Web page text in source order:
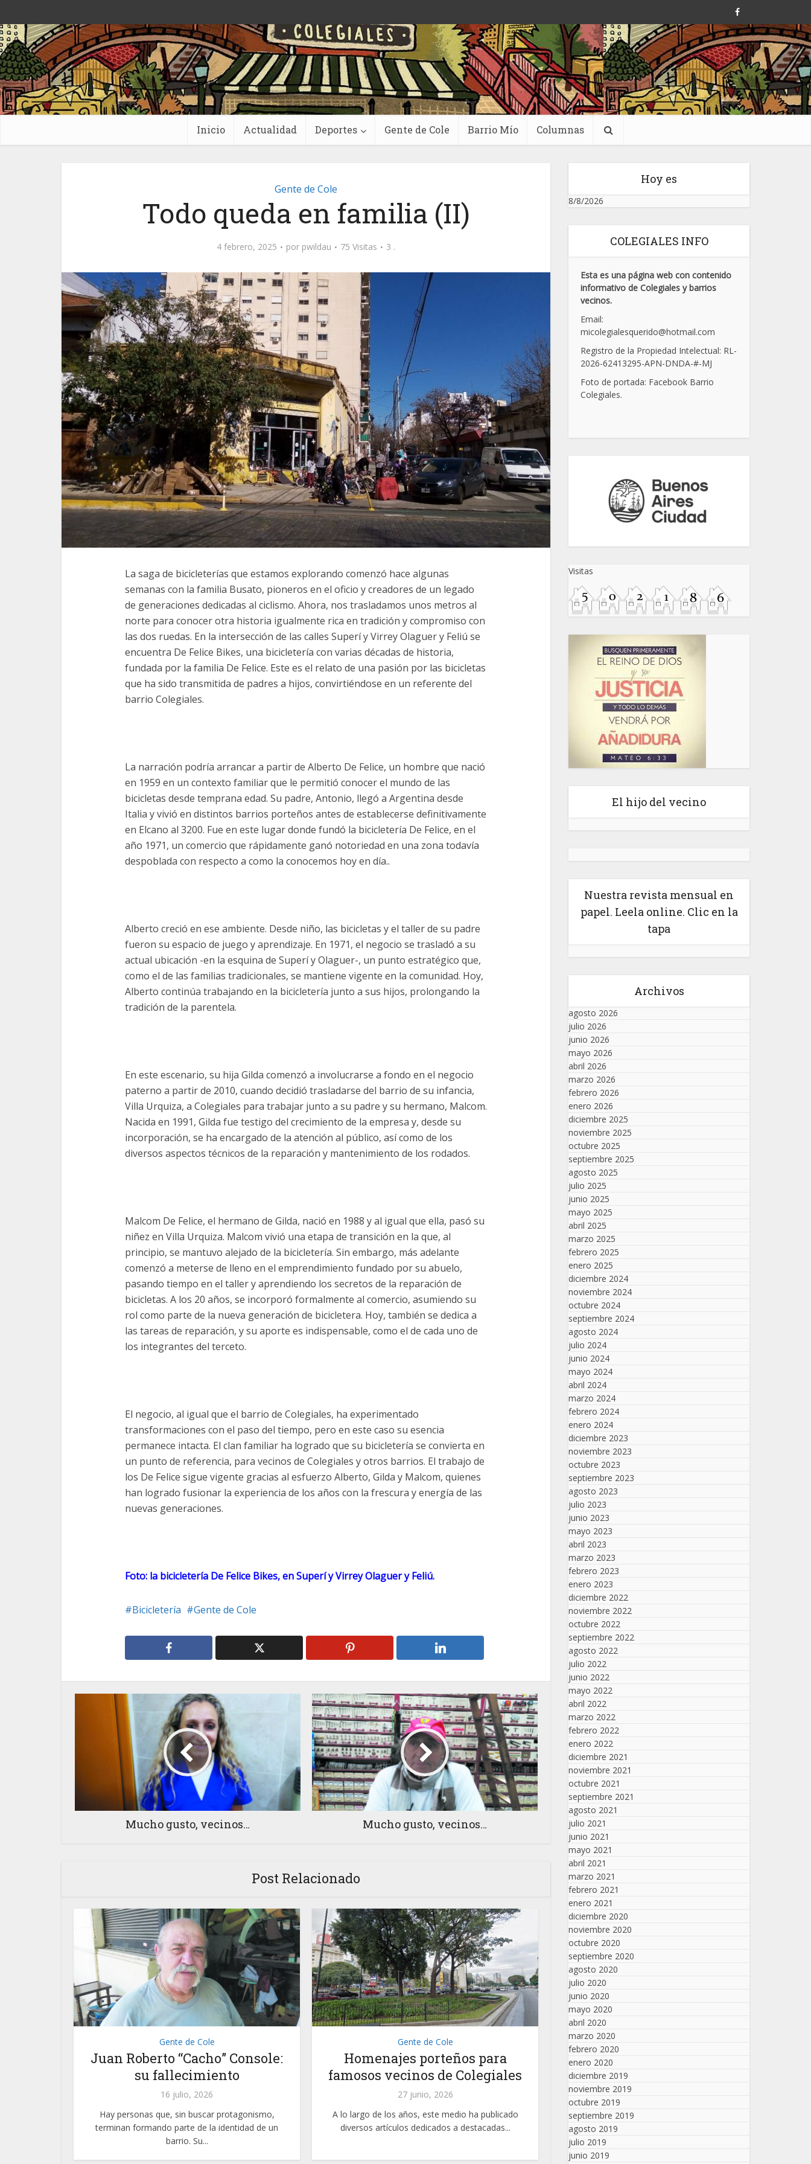
Inicio Actualidad Deportes Gente de Cole Barrio Mío Columnas
Gente de Cole
Todo queda en familia (II)
4 febrero, 2025 por pwildau 75 Visitas 3 .
La saga de bicicleterías que estamos explorando comenzó hace algunas
semanas con la familia Busato, pioneros en el oficio y creadores de un legado
de generaciones dedicadas al ciclismo. Ahora, nos trasladamos unos metros al
norte para conocer otra historia igualmente rica en tradición y compromiso con
las dos ruedas. En la intersección de las calles Superí y Virrey Olaguer y Feliú se
encuentra De Felice Bikes, una bicicletería con varias décadas de historia,
fundada por la familia De Felice. Este es el relato de una pasión por las bicicletas
que ha sido transmitida de padres a hijos, convirtiéndose en un referente del
barrio Colegiales.
La narración podría arrancar a partir de Alberto De Felice, un hombre que nació
en 1959 en un contexto familiar que le permitió conocer el mundo de las
bicicletas desde temprana edad. Su padre, Antonio, llegó a Argentina desde
Italia y vivió en distintos barrios porteños antes de establecerse definitivamente
en Elcano al 3200. Fue en este lugar donde fundó la bicicletería De Felice, en el
año 1971, un comercio que rápidamente ganó notoriedad en una zona todavía
despoblada con respecto a como la conocemos hoy en día..
Alberto creció en ese ambiente. Desde niño, las bicicletas y el taller de su padre
fueron su espacio de juego y aprendizaje. En 1971, el negocio se trasladó a su
actual ubicación -en la esquina de Superí y Olaguer-, un punto estratégico que,
como el de las familias tradicionales, se mantiene vigente en la comunidad. Hoy,
Alberto continúa trabajando en la bicicletería junto a sus hijos, prolongando la
tradición de la parentela.
En este escenario, su hija Gilda comenzó a involucrarse a fondo en el negocio
paterno a partir de 2010, cuando decidió trasladarse del barrio de su infancia,
Villa Urquiza, a Colegiales para trabajar junto a su padre y su hermano, Malcom.
Nacida en 1991, Gilda fue testigo del crecimiento de la empresa y, desde su
incorporación, se ha encargado de la atención al público, así como de los
diversos aspectos técnicos de la reparación y mantenimiento de los rodados.
Malcom De Felice, el hermano de Gilda, nació en 1988 y al igual que ella, pasó su
niñez en Villa Urquiza. Malcom vivió una etapa de transición en la que, al
principio, se mantuvo alejado de la bicicletería. Sin embargo, más adelante
comenzó a meterse de lleno en el emprendimiento fundado por su abuelo,
pasando tiempo en el taller y aprendiendo los secretos de la reparación de
bicicletas. A los 20 años, se incorporó formalmente al comercio, asumiendo su
rol como parte de la nueva generación de bicicletera. Hoy, también se dedica a
las tareas de reparación, y su aporte es indispensable, como el de cada uno de
los integrantes del terceto.
El negocio, al igual que el barrio de Colegiales, ha experimentado
transformaciones con el paso del tiempo, pero en este caso su esencia
permanece intacta. El clan familiar ha logrado que su bicicletería se convierta en
un punto de referencia, para vecinos de Colegiales y otros barrios. El trabajo de
los De Felice sigue vigente gracias al esfuerzo Alberto, Gilda y Malcom, quienes
han logrado fusionar la experiencia de los años con la frescura y energía de las
nuevas generaciones.
Foto: la bicicletería De Felice Bikes, en Superí y Virrey Olaguer y Feliú.
Bicicletería Gente de Cole
Mucho gusto, vecinos… Mucho gusto, vecinos…
Post Relacionado
Gente de Cole
Juan Roberto “Cacho” Console:
su fallecimiento
16 julio, 2026
Hay personas que, sin buscar protagonismo,
terminan formando parte de la identidad de un
barrio. Su...
Gente de Cole
Homenajes porteños para
famosos vecinos de Colegiales
27 junio, 2026
A lo largo de los años, este medio ha publicado
diversos artículos dedicados a destacadas...
Hoy es
8/8/2026
COLEGIALES INFO
Esta es una página web con contenido
informativo de Colegiales y barrios
vecinos.
Email:
micolegialesquerido@hotmail.com
Registro de la Propiedad Intelectual: RL-
2026-62413295-APN-DNDA-#-MJ
Foto de portada: Facebook Barrio
Colegiales.
Visitas
El hijo del vecino
Nuestra revista mensual en
papel. Leela online. Clic en la
tapa
Archivos
agosto 2026
julio 2026
junio 2026
mayo 2026
abril 2026
marzo 2026
febrero 2026
enero 2026
diciembre 2025
noviembre 2025
octubre 2025
septiembre 2025
agosto 2025
julio 2025
junio 2025
mayo 2025
abril 2025
marzo 2025
febrero 2025
enero 2025
diciembre 2024
noviembre 2024
octubre 2024
septiembre 2024
agosto 2024
julio 2024
junio 2024
mayo 2024
abril 2024
marzo 2024
febrero 2024
enero 2024
diciembre 2023
noviembre 2023
octubre 2023
septiembre 2023
agosto 2023
julio 2023
junio 2023
mayo 2023
abril 2023
marzo 2023
febrero 2023
enero 2023
diciembre 2022
noviembre 2022
octubre 2022
septiembre 2022
agosto 2022
julio 2022
junio 2022
mayo 2022
abril 2022
marzo 2022
febrero 2022
enero 2022
diciembre 2021
noviembre 2021
octubre 2021
septiembre 2021
agosto 2021
julio 2021
junio 2021
mayo 2021
abril 2021
marzo 2021
febrero 2021
enero 2021
diciembre 2020
noviembre 2020
octubre 2020
septiembre 2020
agosto 2020
julio 2020
junio 2020
mayo 2020
abril 2020
marzo 2020
febrero 2020
enero 2020
diciembre 2019
noviembre 2019
octubre 2019
septiembre 2019
agosto 2019
julio 2019
junio 2019